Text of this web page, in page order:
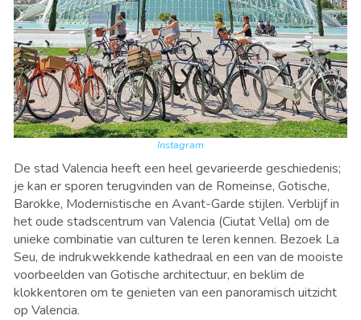
Instagram
De stad Valencia heeft een heel gevarieerde geschiedenis;
je kan er sporen terugvinden van de Romeinse, Gotische,
Barokke, Modernistische en Avant-Garde stijlen. Verblijf in
het oude stadscentrum van Valencia (Ciutat Vella) om de
unieke combinatie van culturen te leren kennen. Bezoek La
Seu, de indrukwekkende kathedraal en een van de mooiste
voorbeelden van Gotische architectuur, en beklim de
klokkentoren om te genieten van een panoramisch uitzicht
op Valencia.